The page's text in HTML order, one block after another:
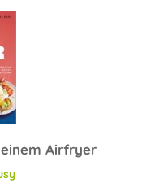
Airfryer